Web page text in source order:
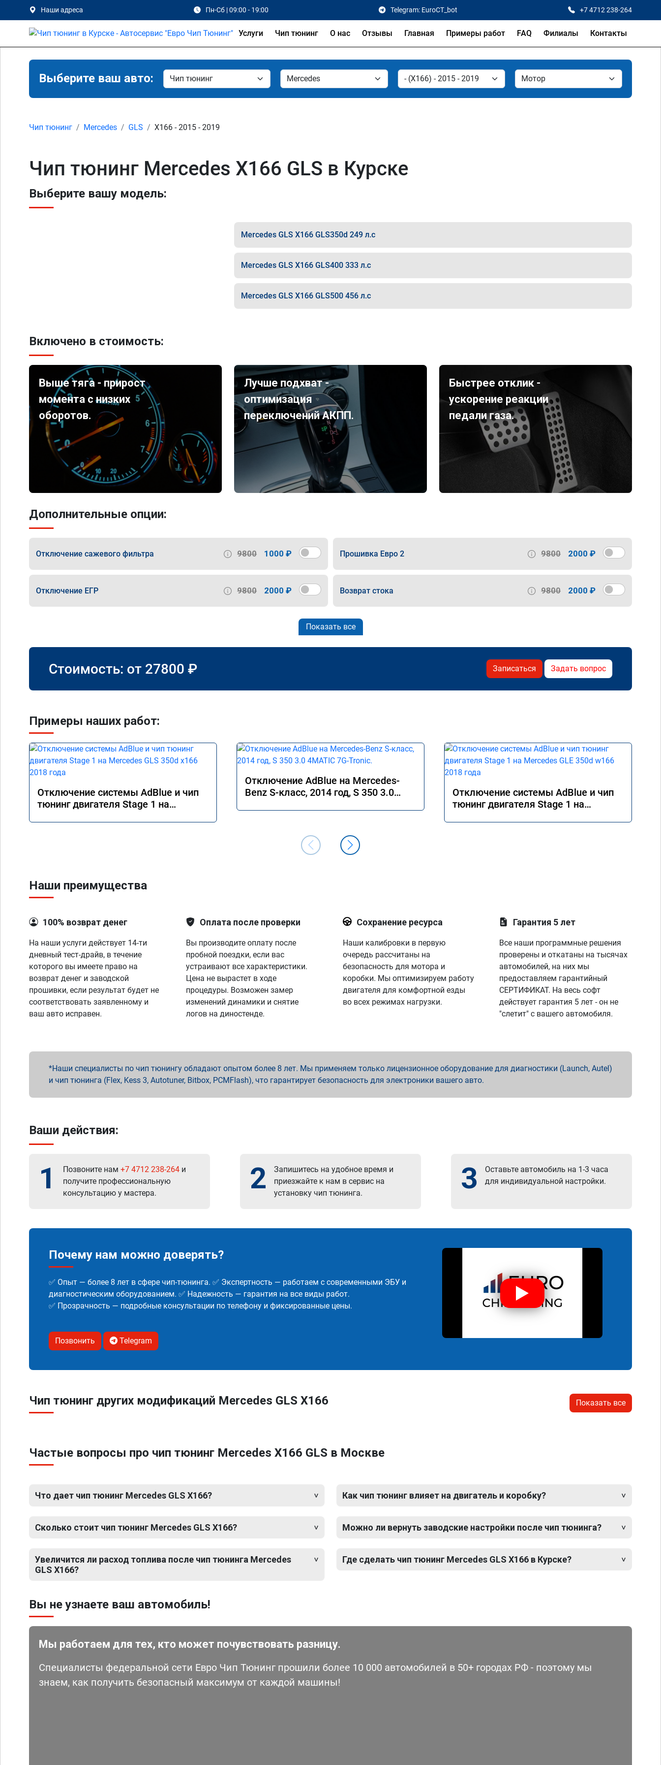
Наши адреса Пн-Сб | 09:00 - 19:00 Telegram: EuroCT_bot +7 4712 238-264
Услуги Чип тюнинг О нас Отзывы Главная Примеры работ FAQ Филиалы Контакты
Выберите ваш авто:
Чип тюнинг Mercedes GLS X166 - 2015 - 2019
Чип тюнинг Mercedes X166 GLS в Курске
Выберите вашу модель:
Mercedes GLS X166 GLS350d 249 л.с
Mercedes GLS X166 GLS400 333 л.с
Mercedes GLS X166 GLS500 456 л.с
Включено в стоимость:
Выше тяга - прирост
момента с низких
оборотов.
Лучше подхват -
оптимизация
переключений АКПП.
Быстрее отклик -
ускорение реакции
педали газа.
Дополнительные опции:
Отключение сажевого фильтра 9800 1000 ₽ Прошивка Евро 2 9800 2000 ₽
Отключение ЕГР 9800 2000 ₽ Возврат стока 9800 2000 ₽
Показать все
Стоимость: от 27800 ₽ Записаться Задать вопрос
Примеры наших работ:
Отключение системы AdBlue и чип
тюнинг двигателя Stage 1 на
Отключение AdBlue на Mercedes-
Benz S-класс, 2014 год, S 350 3.0
Отключение системы AdBlue и чип
тюнинг двигателя Stage 1 на
Наши преимущества
100% возврат денег
На наши услуги действует 14-ти
дневный тест-драйв, в течение
которого вы имеете право на
возврат денег и заводской
прошивки, если результат будет не
соответствовать заявленному и
ваш авто исправен.
Оплата после проверки
Вы производите оплату после
пробной поездки, если вас
устраивают все характеристики.
Цена не вырастет в ходе
процедуры. Возможен замер
изменений динамики и снятие
логов на диностенде.
Сохранение ресурса
Наши калибровки в первую
очередь рассчитаны на
безопасность для мотора и
коробки. Мы оптимизируем работу
двигателя для комфортной езды
во всех режимах нагрузки.
Гарантия 5 лет
Все наши программные решения
проверены и откатаны на тысячах
автомобилей, на них мы
предоставляем гарантийный
СЕРТИФИКАТ. На весь софт
действует гарантия 5 лет - он не
"слетит" с вашего автомобиля.
Наши специалисты по чип тюнингу обладают опытом более 8 лет. Мы применяем только лицензионное оборудование для диагностики (Launch, Autel)
и чип тюнинга (Flex, Kess 3, Autotuner, Bitbox, PCMFlash), что гарантирует безопасность для электроники вашего авто.
Ваши действия:
1 Позвоните нам +7 4712 238-264 и
получите профессиональную
консультацию у мастера.
2
Запишитесь на удобное время и
приезжайте к нам в сервис на
установку чип тюнинга.
3
Оставьте автомобиль на 1-3 часа
для индивидуальной настройки.
Почему нам можно доверять?
✅ Опыт — более 8 лет в сфере чип-тюнинга. ✅ Экспертность — работаем с современными ЭБУ и
диагностическим оборудованием. ✅ Надежность — гарантия на все виды работ.
✅ Прозрачность — подробные консультации по телефону и фиксированные цены.
Позвонить Telegram
Чип тюнинг других модификаций Mercedes GLS X166 Показать все
Частые вопросы про чип тюнинг Mercedes X166 GLS в Москве
Что дает чип тюнинг Mercedes GLS X166?
Сколько стоит чип тюнинг Mercedes GLS X166?
Увеличится ли расход топлива после чип тюнинга Mercedes
GLS X166?
Как чип тюнинг влияет на двигатель и коробку?
Можно ли вернуть заводские настройки после чип тюнинга?
Где сделать чип тюнинг Mercedes GLS X166 в Курске?
Вы не узнаете ваш автомобиль!
Мы работаем для тех, кто может почувствовать разницу.
Специалисты федеральной сети Евро Чип Тюнинг прошили более 10 000 автомобилей в 50+ городах РФ - поэтому мы
знаем, как получить безопасный максимум от каждой машины!